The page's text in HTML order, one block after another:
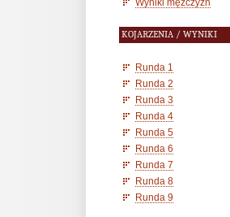
KOJARZENIA / WYNIKI
Runda 1
Runda 2
Runda 3
Runda 4
Runda 5
Runda 6
Runda 7
Runda 8
Runda 9